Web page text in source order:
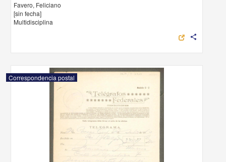
Favero, Feliciano
[sin fecha]
Multidisciplina
share
Correspondencia postal